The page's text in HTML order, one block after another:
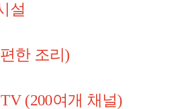
설
한 조리)
(200여개 채널)